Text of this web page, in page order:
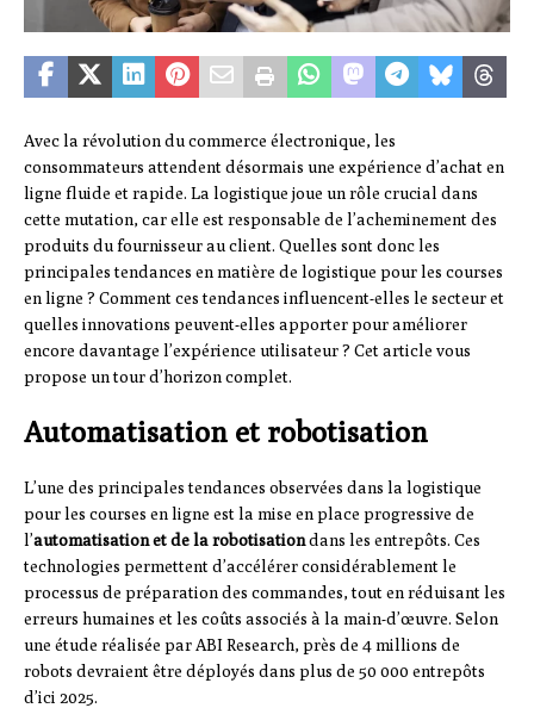
Avec la révolution du commerce électronique, les
consommateurs attendent désormais une expérience d’achat en
ligne fluide et rapide. La logistique joue un rôle crucial dans
cette mutation, car elle est responsable de l’acheminement des
produits du fournisseur au client. Quelles sont donc les
principales tendances en matière de logistique pour les courses
en ligne ? Comment ces tendances influencent-elles le secteur et
quelles innovations peuvent-elles apporter pour améliorer
encore davantage l’expérience utilisateur ? Cet article vous
propose un tour d’horizon complet.
Automatisation et robotisation
L’une des principales tendances observées dans la logistique
pour les courses en ligne est la mise en place progressive de
l’automatisation et de la robotisationdans les entrepôts. Ces
technologies permettent d’accélérer considérablement le
processus de préparation des commandes, tout en réduisant les
erreurs humaines et les coûts associés à la main-d’œuvre. Selon
une étude réalisée par ABI Research, près de 4 millions de
robots devraient être déployés dans plus de 50 000 entrepôts
d’ici 2025.